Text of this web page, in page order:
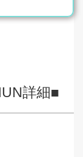
詳細■